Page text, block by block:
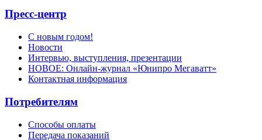
Пресс-центр
С новым годом!
Новости
Интервью, выступления, презентации
НОВОЕ: Онлайн-журнал «Юнипро Мегаватт»
Контактная информация
Потребителям
Способы оплаты
Передача показаний